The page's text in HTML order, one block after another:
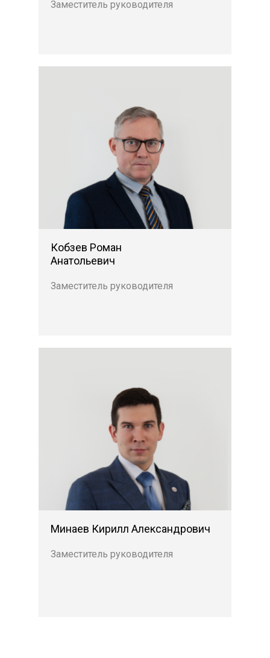
Заместитель руководителя
Кобзев Роман
Анатольевич
Заместитель руководителя
Минаев Кирилл Александрович
Заместитель руководителя